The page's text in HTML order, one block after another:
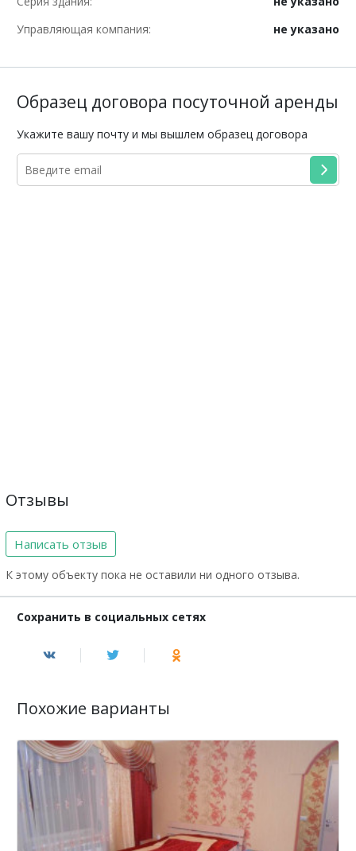
Управляющая компания:
не указано
Образец договора посуточной аренды
Укажите вашу почту и мы вышлем образец договора
Отзывы
Написать отзыв
К этому объекту пока не оставили ни одного отзыва.
Сохранить в социальных сетях
Похожие варианты